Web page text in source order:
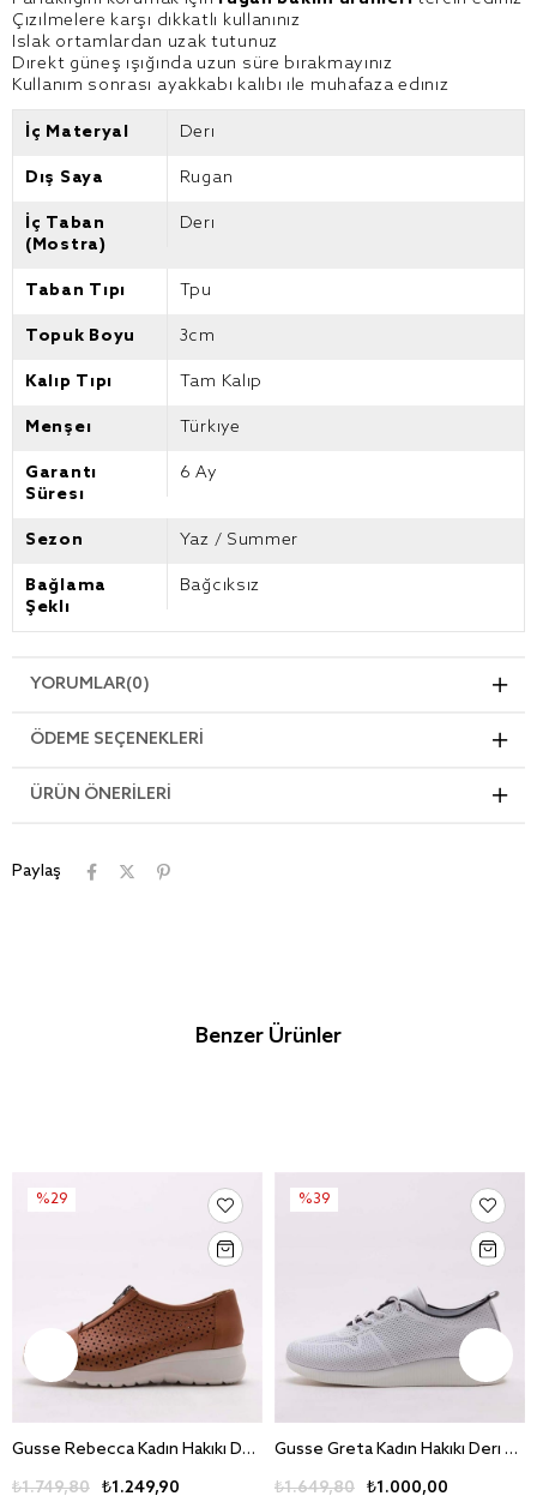
Çizilmelere karşı dikkatli kullanınız
Islak ortamlardan uzak tutunuz
Direkt güneş ışığında uzun süre bırakmayınız
Kullanım sonrası ayakkabı kalıbı ile muhafaza ediniz
İç Materyal Deri
Dış Saya Rugan
İç Taban
(Mostra)
Deri
Taban Tipi Tpu
Topuk Boyu 3cm
Kalıp Tipi Tam Kalıp
Menşei Türkiye
Garanti
Süresi
6 Ay
Sezon Yaz / Summer
Bağlama
Şekli
Bağcıksız
YORUMLAR(0)
ÖDEME SEÇENEKLERI
ÜRÜN ÖNERILERI
Paylaş
Benzer Ürünler
Gusse Rebecca Kadin Hakiki Deri Ayakkabi 440
₺1.249,90
₺1.749,80
%29
Gusse Greta Kadin Hakiki Deri Ayakkabi 25
₺1.000,00
₺1.649,80
%39